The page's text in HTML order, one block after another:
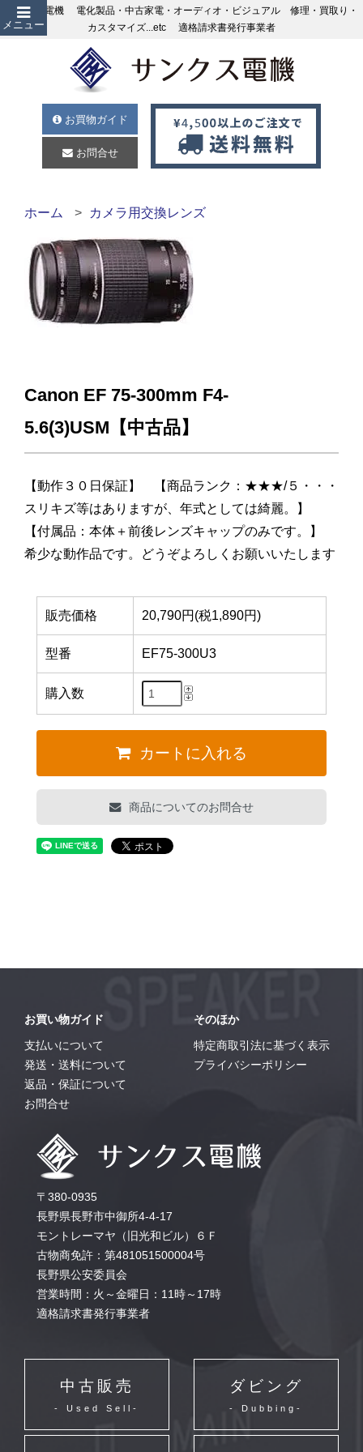
メニュー
サンクス電機 電化製品・中古家電・オーディオ・ビジュアル 修理・買取り・
カスタマイズ...etc 適格請求書発行事業者
お買物ガイド
お問合せ
ホーム カメラ用交換レンズ
Canon EF 75-300mm F4-
5.6(3)USM【中古品】
【動作３０日保証】 【商品ランク：★★★/５・・・
スリキズ等はありますが、年式としては綺麗。】
【付属品：本体＋前後レンズキャップのみです。】
希少な動作品です。どうぞよろしくお願いいたします
販売価格 20,790円(税1,890円)
型番 EF75-300U3
購入数
カートに入れる
商品についてのお問合せ
お買い物ガイド
支払いについて
発送・送料について
返品・保証について
お問合せ
そのほか
特定商取引法に基づく表示
プライバシーポリシー
〒380-0935
長野県長野市中御所4-4-17
モントレーマヤ（旧光和ビル）６Ｆ
古物商免許：第481051500004号
長野県公安委員会
営業時間：火～金曜日：11時～17時
適格請求書発行事業者
中古販売
- Used Sell-
ダビング
- Dubbing-